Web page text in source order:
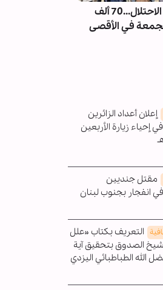
رغم تشديدات الاحتلال...70 ألف
في الأقصى
إعلان أعداد الزائرين
إحياء زيارة الأربعين
مقتل جنديين
انفجار بجنوب لبنان
التعريف بكتاب «علل
الصدوق بتحقيق آية
الله الطباطبائي اليزدي